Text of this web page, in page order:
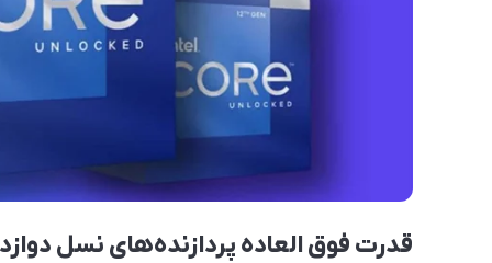
قدرت فوق العاده پردازنده‌های نسل